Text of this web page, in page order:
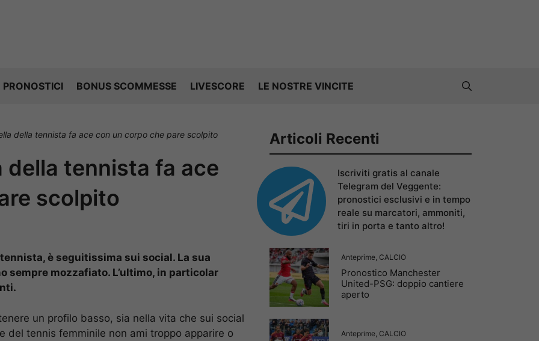
PRONOSTICI BONUS SCOMMESSE LIVESCORE LE NOSTRE VINCITE
della tennista fa ace con un corpo che pare scolpito
della tennista fa ace
scolpito
è seguitissima sui social. La sua
sempre mozzafiato. L’ultimo, in particolar
un profilo basso, sia nella vita che sui social
del tennis femminile non ami troppo apparire o
Articoli Recenti
Iscriviti gratis al canale
Telegram del Veggente:
pronostici esclusivi e in tempo
reale su marcatori, ammoniti,
tiri in porta e tanto altro!
Anteprime, CALCIO
Pronostico Manchester
United-PSG: doppio cantiere
aperto
Anteprime, CALCIO